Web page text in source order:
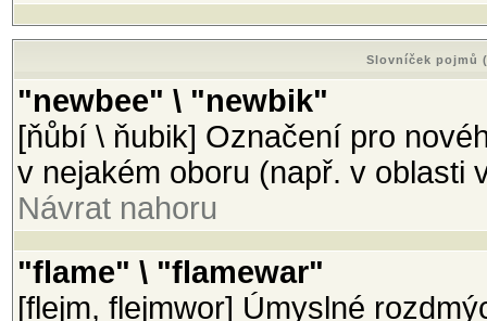
Slovníček pojmů
"newbee" \ "newbik"
[ňůbí \ ňubik] Označení pro
v nejakém oboru (např. v oblasti
Návrat nahoru
"flame" \ "flamewar"
[flejm, flejmwor] Úmyslné